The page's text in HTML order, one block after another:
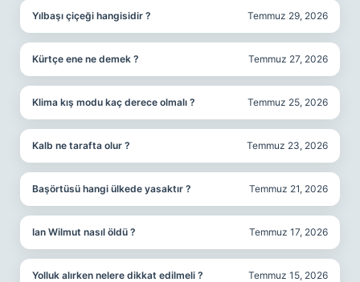
Yılbaşı çiçeği hangisidir ? Temmuz 29, 2026
Kürtçe ene ne demek ? Temmuz 27, 2026
Klima kış modu kaç derece olmalı ? Temmuz 25, 2026
Kalb ne tarafta olur ? Temmuz 23, 2026
Başörtüsü hangi ülkede yasaktır ? Temmuz 21, 2026
Ian Wilmut nasıl öldü ? Temmuz 17, 2026
Yolluk alırken nelere dikkat edilmeli ? Temmuz 15, 2026